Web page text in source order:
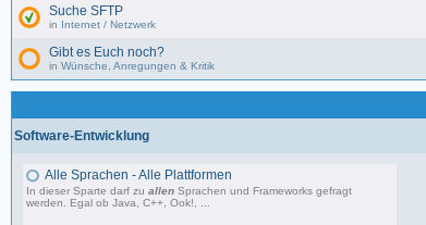
Suche SFTP
in Internet / Netzwerk
Gibt es Euch noch?
in Wünsche, Anregungen & Kritik
Software-Entwicklung
Alle Sprachen - Alle Plattformen
In dieser Sparte darf zuallen Sprachen und Frameworks gefragt
werden. Egal ob Java, C++, Ook!, ...